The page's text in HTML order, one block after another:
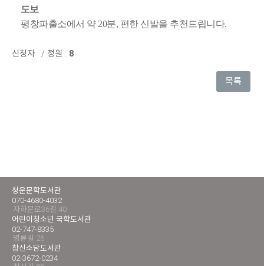
도보
평창파출소에서 약 20분, 편한 신발을 추천드립니다.
신청자 : / 정원 : 8
목록
청운문학도서관
070-4680-4032
자하문로36길 40
어린이청소년 국학도서관
02-747-8335
명륜길 26
창신소담도서관
02-3672-0234